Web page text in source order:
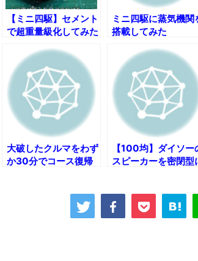
【ミニ四駆】セメント
で超重量級化してみた
ミニ四駆に蒸気機関
搭載してみた
大破したクルマをわず
か30分でコース復帰
【100均】ダイソー
スピーカーを密閉型